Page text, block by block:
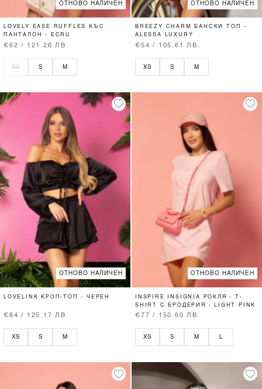
ОТНОВО НАЛИЧЕН
LOVELY EASE RUFFLES КЪС
ПАНТАЛОН - ECRU
€62 / 121.26 ЛВ.
XS S M
ОТНОВО НАЛИЧЕН
BREEZY CHARM БАНСКИ ТОП -
ALESSA LUXURY
€54 / 105.61 ЛВ.
XS S M
ОТНОВО НАЛИЧЕН
LOVELINK КРОП-ТОП - ЧЕРЕН
€64 / 125.17 ЛВ.
XS S M
ОТНОВО НАЛИЧЕН
INSPIRE INSIGNIA РОКЛЯ - T-
SHIRT С БРОДЕРИЯ - LIGHT PINK
€77 / 150.60 ЛВ.
XS S M L